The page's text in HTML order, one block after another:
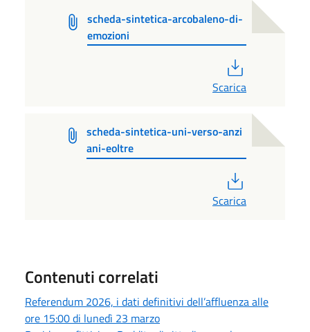
scheda-sintetica-arcobaleno-di-
emozioni
Scarica
scheda-sintetica-uni-verso-anzi
ani-eoltre
Scarica
Contenuti correlati
Referendum 2026, i dati definitivi dell’affluenza alle
ore 15:00 di lunedì 23 marzo